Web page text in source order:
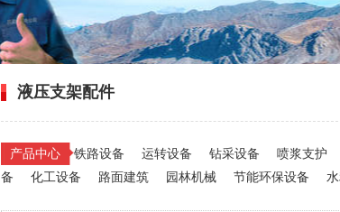
液压支架配件
产品中心 铁路设备 运转设备 钻采设备 喷浆支护
备
化工设备 路面建筑 园林机械 节能环保设备